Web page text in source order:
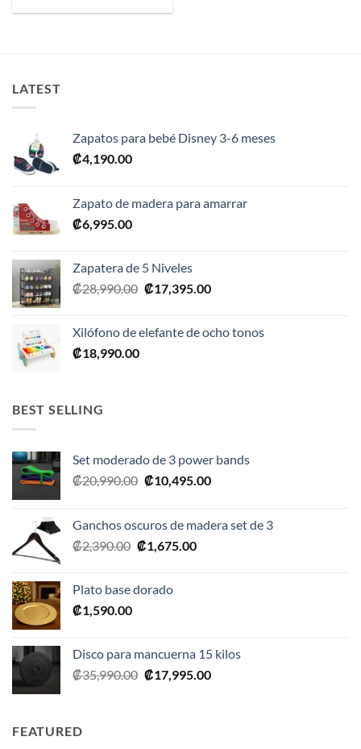
LATEST
Zapatos para bebé Disney 3-6 meses
₡4,190.00
Zapato de madera para amarrar
₡6,995.00
Zapatera de 5 Niveles
₡28,990.00 El
era:
₡17,395.00El
es:
Xilófono de elefante de ocho tonos
₡18,990.00
BEST SELLING
Set moderado de 3 power bands
₡20,990.00 El
era:
₡20,990.00.
₡10,495.00El
es:
Ganchos oscuros de madera set de 3
₡2,390.00 El
era:
₡1,675.00El
Plato base dorado
₡1,590.00
Disco para mancuerna 15 kilos
₡35,990.00 El
₡17,995.00El
FEATURED